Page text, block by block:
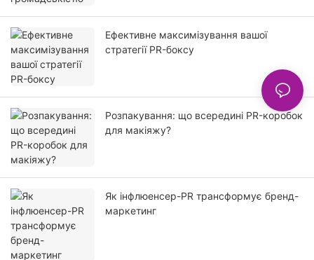
Ефективне максимізування вашої
стратегії PR-боксу
Розпакування: що всередині PR-коробок
для макіяжу?
Як інфлюенсер-PR трансформує бренд-
маркетинг